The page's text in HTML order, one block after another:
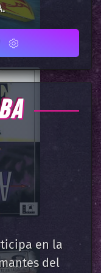
en la
del